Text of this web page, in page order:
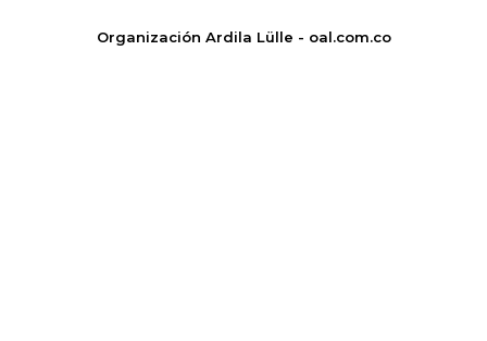
Organización Ardila Lülle - oal.com.co